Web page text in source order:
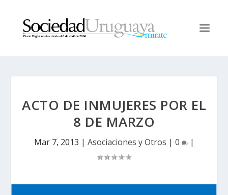
ACTO DE INMUJERES POR EL
8 DE MARZO
Mar 7, 2013 | Asociaciones y Otros | 0 |